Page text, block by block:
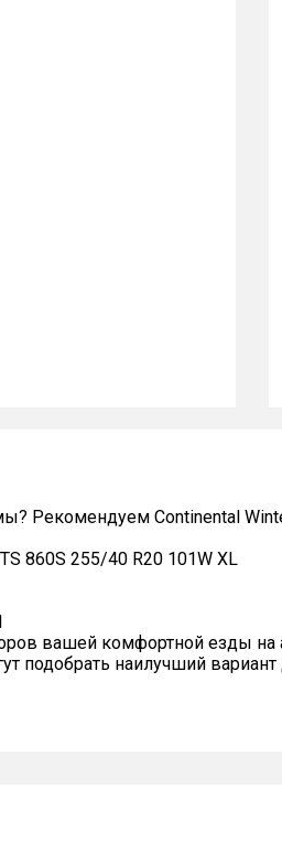
Рекомендуем Continental
860S 255/40 R20 101W XL
вашей комфортной езды на
подобрать наилучший вариант